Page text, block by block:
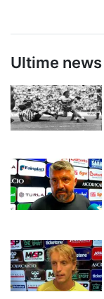
Ultime news